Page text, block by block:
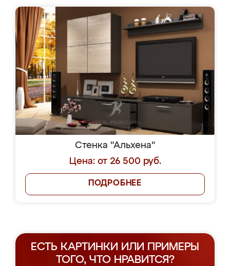
Стенка "Альхена"
Цена: от 26 500 руб.
ПОДРОБНЕЕ
ЕСТЬ КАРТИНКИ ИЛИ ПРИМЕРЫ
ТОГО, ЧТО НРАВИТСЯ?